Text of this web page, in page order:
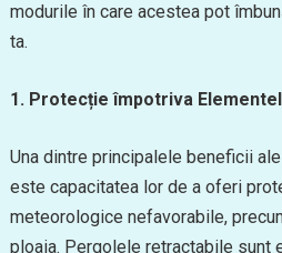
modurile în care acestea pot
ta.
1. Protecție împotriva
Una dintre principalele beneficii
este capacitatea lor de a oferi
meteorologice nefavorabile,
ploaia. Pergolele retractabile sunt